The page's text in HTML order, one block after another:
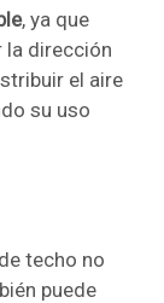
, ya que
la dirección
el aire
su uso
techo no
puede